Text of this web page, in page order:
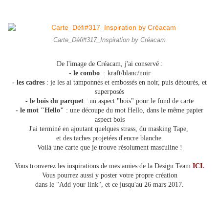
Carte_Défi#317_Inspiration by Créacam
De l'image de Créacam, j'ai conservé :
- le combo: kraft/blanc/noir
- les cadres : je les ai tamponnés et embossés en noir, puis détourés, et
superposés
- le bois du parquet :un aspect "bois" pour le fond de carte
- le mot "Hello" : une découpe du mot Hello, dans le même papier
aspect bois
J'ai terminé en ajoutant quelques strass, du masking Tape,
et des taches projetées d'encre blanche.
Voilà une carte que je trouve résolument masculine !
Vous trouverez les inspirations de mes amies de la Design Team ICI.
Vous pourrez aussi y poster votre propre création
dans le "Add your link", et ce jusqu'au 26 mars 2017.